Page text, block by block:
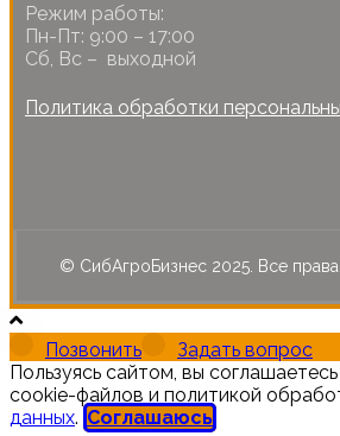
Режим работы:
Пн-Пт: 9:00 – 17:00
Сб, Вс – выходной
Политика обработки
© СибАгроБизнес 2025. Все
Позвонить
Задать вопрос
Пользуясь сайтом, вы
cookie-файлов и политикой
данных. Соглашаюсь